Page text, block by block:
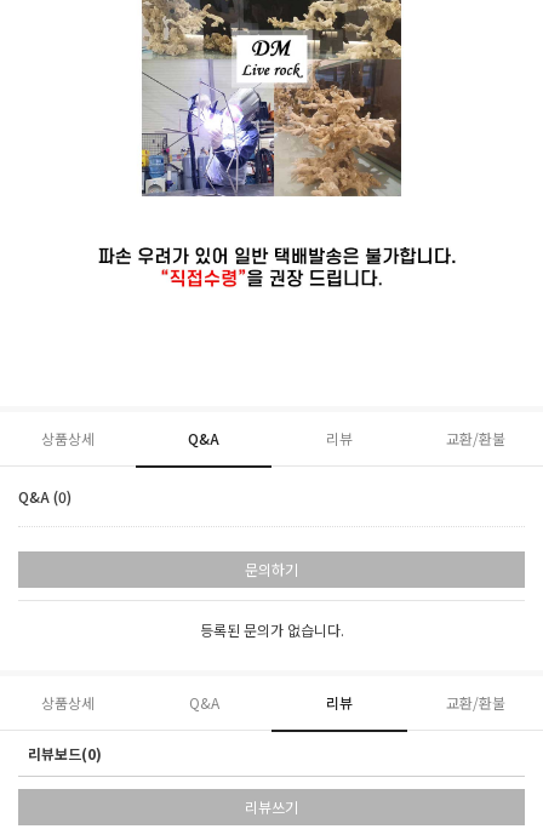
상품상세 Q&A 리뷰 교환/환불
Q&A (0)
문의하기
등록된 문의가 없습니다.
상품상세 Q&A 리뷰 교환/환불
리뷰보드(0)
리뷰쓰기